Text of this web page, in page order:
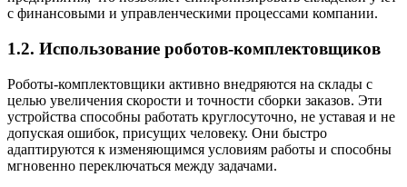
с финансовыми и управленческими процессами компании.
1.2. Использование роботов-комплектовщиков
Роботы-комплектовщики активно внедряются на склады с
целью увеличения скорости и точности сборки заказов. Эти
устройства способны работать круглосуточно, не уставая и не
допуская ошибок, присущих человеку. Они быстро
адаптируются к изменяющимся условиям работы и способны
мгновенно переключаться между задачами.